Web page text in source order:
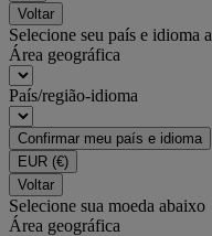
Voltar
Selecione seu país e idioma
Área geográfica
País/região-idioma
Confirmar meu país e idioma
EUR (€)
Voltar
Selecione sua moeda abaixo
Área geográfica